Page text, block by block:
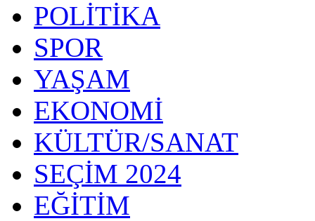
POLİTİKA
SPOR
YAŞAM
EKONOMİ
KÜLTÜR/SANAT
SEÇİM 2024
EĞİTİM